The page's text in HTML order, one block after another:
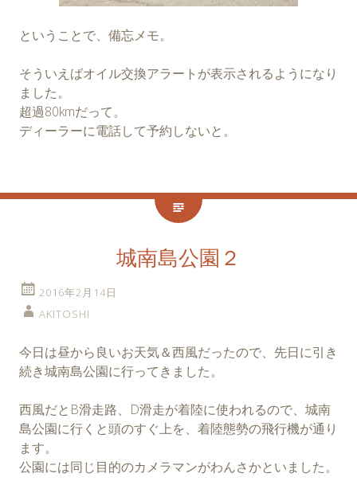
ということで、備忘メモ。
そういえばオイル交換アラートが表示されるようになり
ました。
超過80kmだって。
ディーラーに電話して予約しないと。
城南島公園２
2016年2月14日
AKITOSHI
今日は昼から良いお天気＆西風だったので、先日に引き
続き城南島公園に行ってきました。
西風だとB滑走路、D滑走が着陸に使われるので、城南
島公園に行くと頭のすぐ上を、着陸態勢の飛行機が通り
ます。
公園には同じ目的のカメラマンがわんさかといました。